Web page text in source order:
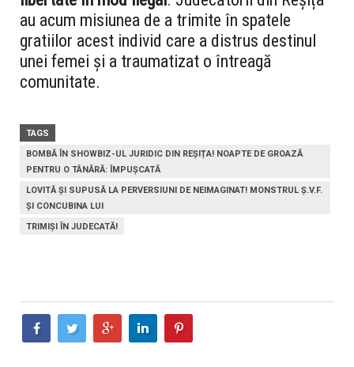
au acum misiunea de a trimite în spatele
gratiilor acest individ care a distrus destinul
unei femei și a traumatizat o întreagă
comunitate.
TAGS
BOMBĂ ÎN SHOWBIZ-UL JURIDIC DIN REȘIȚA! NOAPTE DE GROAZĂ
PENTRU O TÂNĂRĂ: ÎMPUȘCATĂ
LOVITĂ ȘI SUPUSĂ LA PERVERSIUNI DE NEIMAGINAT! MONSTRUL Ș.V.F.
ȘI CONCUBINA LUI
TRIMIȘI ÎN JUDECATĂ!